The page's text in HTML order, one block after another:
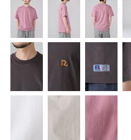
ご利用ガイド
特定商取引法に基づく表記